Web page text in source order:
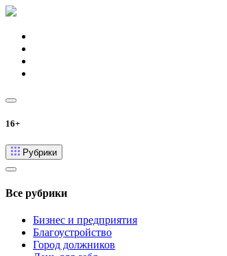
16+
Рубрики
Все рубрики
Бизнес и предприятия
Благоустройство
Город должников